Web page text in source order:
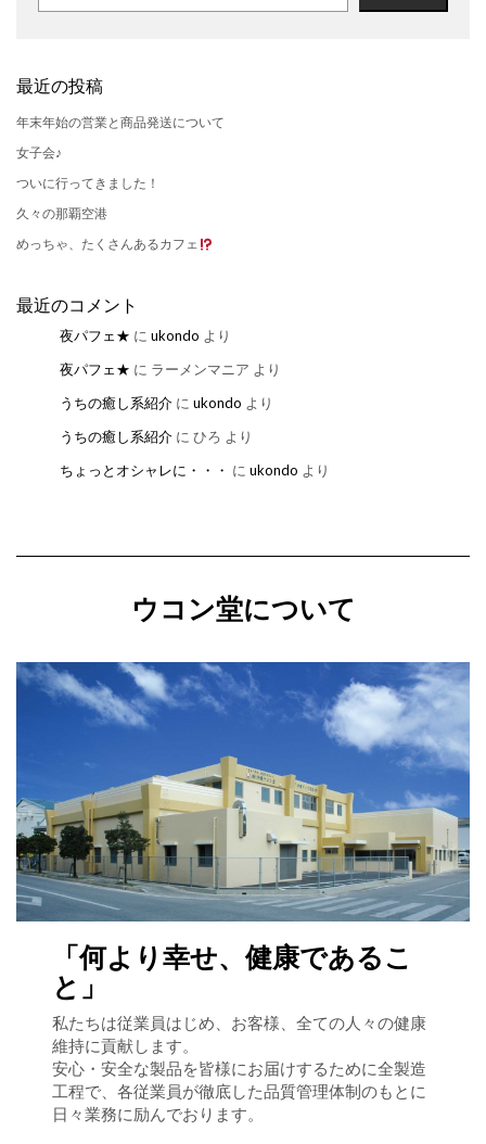
最近の投稿
年末年始の営業と商品発送について
女子会♪
ついに行ってきました！
久々の那覇空港
めっちゃ、たくさんあるカフェ
最近のコメント
夜パフェ★ に ukondo より
夜パフェ★ に ラーメンマニア より
うちの癒し系紹介 に ukondo より
うちの癒し系紹介 に ひろ より
ちょっとオシャレに・・・ に ukondo より
ウコン堂について
「何より幸せ、健康であるこ
と」
私たちは従業員はじめ、お客様、全ての人々の健康
維持に貢献します。
安心・安全な製品を皆様にお届けするために全製造
工程で、各従業員が徹底した品質管理体制のもとに
日々業務に励んでおります。